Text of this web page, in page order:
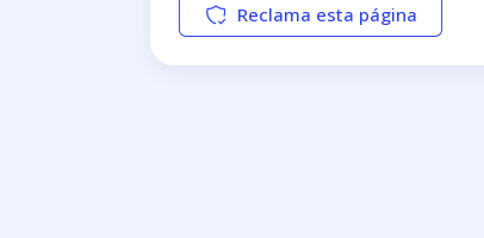
Reclama esta página